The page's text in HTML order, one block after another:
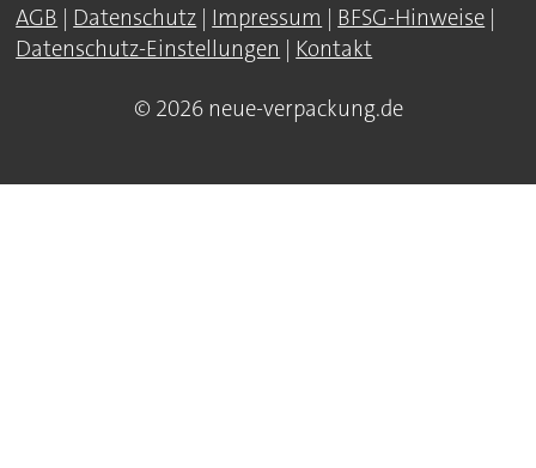
AGB | Datenschutz | Impressum | BFSG-Hinweise |
Datenschutz-Einstellungen | Kontakt
© 2026 neue-verpackung.de